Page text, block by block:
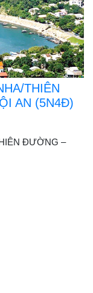
THIÊN
AN (5N4Đ)
ĐƯỜNG –